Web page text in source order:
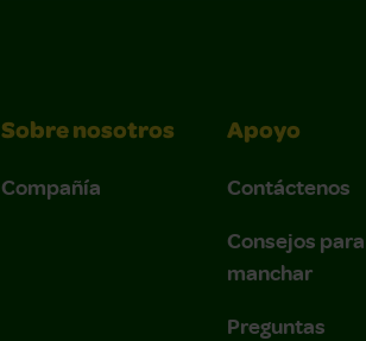
Sobre nosotros
Compañía
Apoyo
Contáctenos
Consejos para
manchar
Preguntas